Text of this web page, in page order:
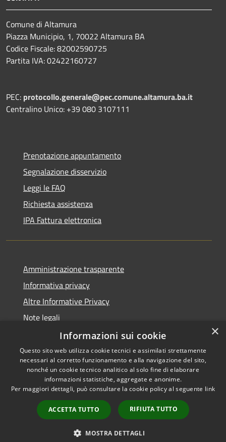
Comune di Altamura
Piazza Municipio, 1, 70022 Altamura BA
Codice Fiscale: 82002590725
Partita IVA: 02422160727
PEC: protocollo.generale@pec.comune.altamura.ba.it
Centralino Unico: +39 080 3107111
Prenotazione appuntamento
Segnalazione disservizio
Leggi le FAQ
Richiesta assistenza
IPA Fattura elettronica
Amministrazione trasparente
Informativa privacy
Altre Informative Privacy
Note legali
Dichiarazione di accessibilità
RSS
Accessibilità
Copyright © 2026 • Comune di
Altamura • Powered by
Municipium•
Accesso
redazione
×
Informazioni sui cookie
Questo sito web utilizza cookie tecnici e assimilati strettamente
necessari al corretto funzionamento e alla navigazione del sito,
nonché un cookie tecnico analitico al solo fine di elaborare
informazioni statistiche, aggregate e anonime.
Per maggiori dettagli, può consultare la cookie policy al seguente link
ACCETTA TUTTO RIFIUTA TUTTO
MOSTRA DETTAGLI